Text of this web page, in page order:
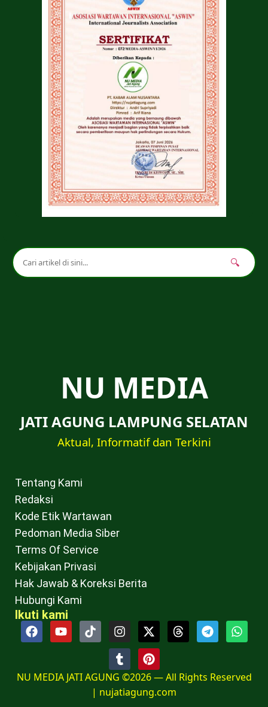
🔍
NU MEDIA
JATI AGUNG LAMPUNG SELATAN
Aktual, Informatif dan Terkini
Tentang Kami
Redaksi
Kode Etik Wartawan
Pedoman Media Siber
Terms Of Service
Kebijakan Privasi
Hak Jawab & Koreksi Berita
Hubungi Kami
Ikuti kami
NU MEDIA JATI AGUNG ©2026 — All Rights Reserved
| nujatiagung.com